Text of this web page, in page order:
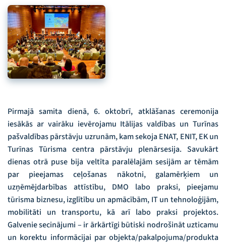
Pirmajā samita dienā, 6. oktobrī, atklāšanas ceremonija
iesākās ar vairāku ievērojamu Itālijas valdības un Turīnas
pašvaldības pārstāvju uzrunām, kam sekoja ENAT, ENIT, EK un
Turīnas Tūrisma centra pārstāvju plenārsesija. Savukārt
dienas otrā puse bija veltīta paralēlajām sesijām ar tēmām
par pieejamas ceļošanas nākotni, galamērķiem un
uzņēmējdarbības attīstību, DMO labo praksi, pieejamu
tūrisma biznesu, izglītību un apmācībām, IT un tehnoloģijām,
mobilitāti un transportu, kā arī labo praksi projektos.
Galvenie secinājumi – ir ārkārtīgi būtiski nodrošināt uzticamu
un korektu informācijai par objekta/pakalpojuma/produkta